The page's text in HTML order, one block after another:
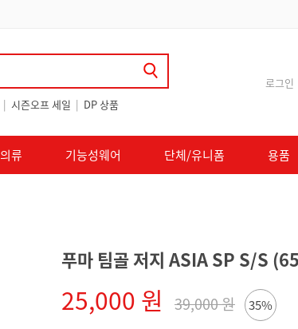
| 시즌오프 세일 | DP 상품
로그인
의류 기능성웨어 단체/유니폼 용품
푸마 팀골 저지 ASIA SP S/S
25,000 원 39,000 원 35%